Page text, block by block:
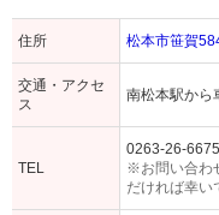
住所 松本市笹賀
交通・アクセ
ス
南松本駅から
TEL
0263-26-6675
※お問い合わ
だければ幸い